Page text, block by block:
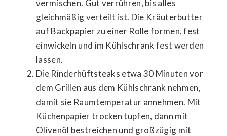
vermischen. Gut verrühren, bis alles
gleichmäßig verteilt ist. Die Kräuterbutter
auf Backpapier zu einer Rolle formen, fest
einwickeln und im Kühlschrank fest werden
lassen.
Die Rinderhüftsteaks etwa 30 Minuten vor
dem Grillen aus dem Kühlschrank nehmen,
damit sie Raumtemperatur annehmen. Mit
Küchenpapier trocken tupfen, dann mit
Olivenöl bestreichen und großzügig mit